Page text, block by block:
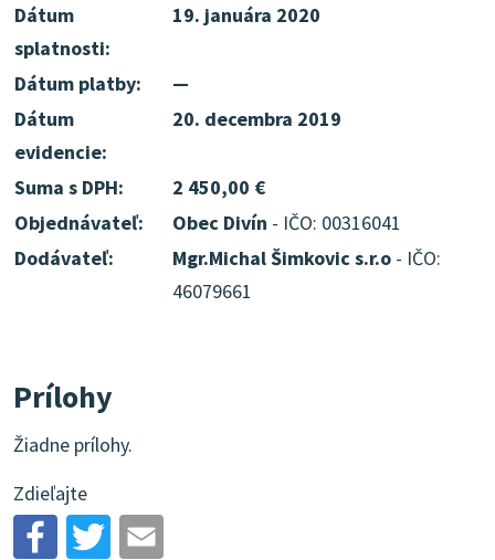
Dátum
splatnosti:
19. januára 2020
Dátum platby:
—
Dátum
evidencie:
20. decembra 2019
Suma s DPH:
2 450,00 €
Objednávateľ:
Obec Divín - IČO: 00316041
Dodávateľ:
Mgr.Michal Šimkovic s.r.o - IČO:
46079661
Prílohy
Žiadne prílohy.
Zdieľajte